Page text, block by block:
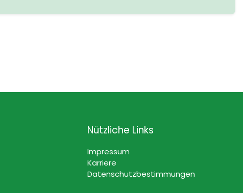
Nützliche Links
Impressum
Karriere
Datenschutzbestimmungen